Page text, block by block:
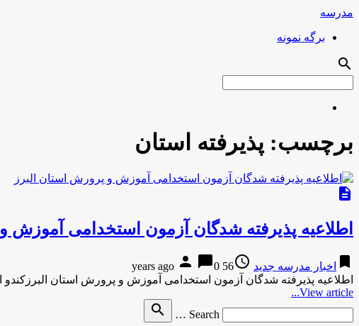
مدرسه
برگه نمونه
search
برچسب: پذیرفته استان
description
اطلاعیه پذیرفته شدگان آزمون استخدامی آموزش
bookmark اخبار مدرسه جدید access_time
56 years ago
person chat_bubble0
اطلاعیه پذیرفته شدگان آزمون استخدامی آموزش و پرورش استان
View article...
Search …
search